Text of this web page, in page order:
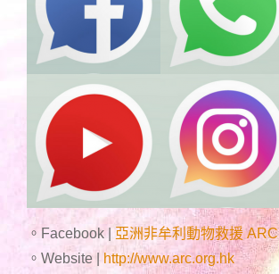
。Facebook | 亞洲非牟利動物救援 ARC
。Website |
http://www.arc.org.hk